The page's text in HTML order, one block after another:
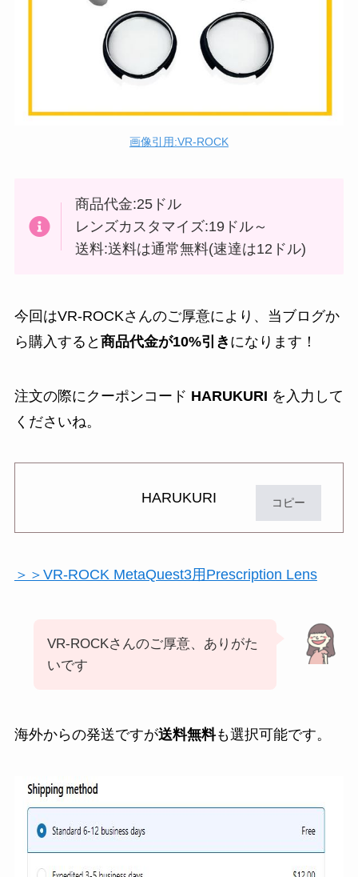
画像引用:VR-ROCK
商品代金:25ドル
レンズカスタマイズ:19ドル～
送料:送料は通常無料(速達は12ドル)
今回はVR-ROCKさんのご厚意により、当ブログか
ら購入すると 商品代金が10%引き になります！
注文の際にクーポンコード HARUKURI を入力して
くださいね。
HARUKURI コピー
＞＞VR-ROCK MetaQuest3用Prescription Lens
VR-ROCKさんのご厚意、ありがた
いです
海外からの発送ですが送料無料も選択可能です。